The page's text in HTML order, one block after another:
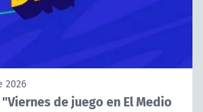
2026
de juego en El Medio